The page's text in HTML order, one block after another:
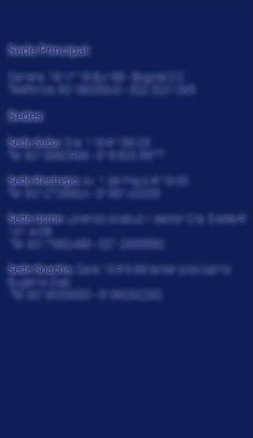
Sede Principal:
Carrera. 18 N° 18 Sur 68 - Bogotá D.C
Teléfonos: 6015605540 - 322 3201065
Sedes:
Sede Suba: Cra. 118 # 136-25
Tel: 6015362966 - 315 820 5977
Sede Restrepo: Av. 1 de mayo # 16-30
Tel: 6012726924- 3195142033
Sede Usme: Lorenzo Alcatuz II sector Cra. 5 este #
101 A-08
Tel: 6017682486 - 321 2935892
Sede Soacha: Calle 13 # 9-69 tercer piso barrio
Eugenio Diaz
Tel: 6019009330 - 3166292292